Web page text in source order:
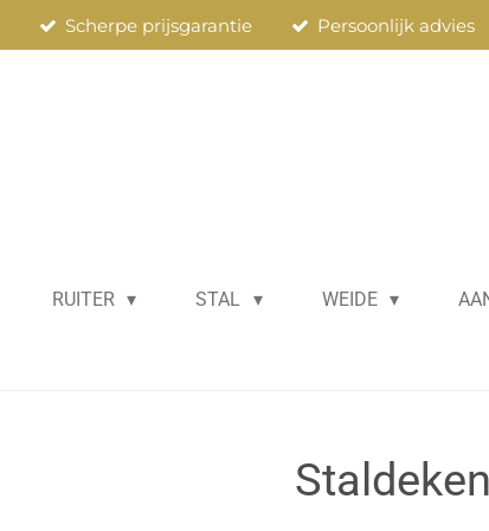
Scherpe prijsgarantie Persoonlijk advies
RUITER STAL WEIDE